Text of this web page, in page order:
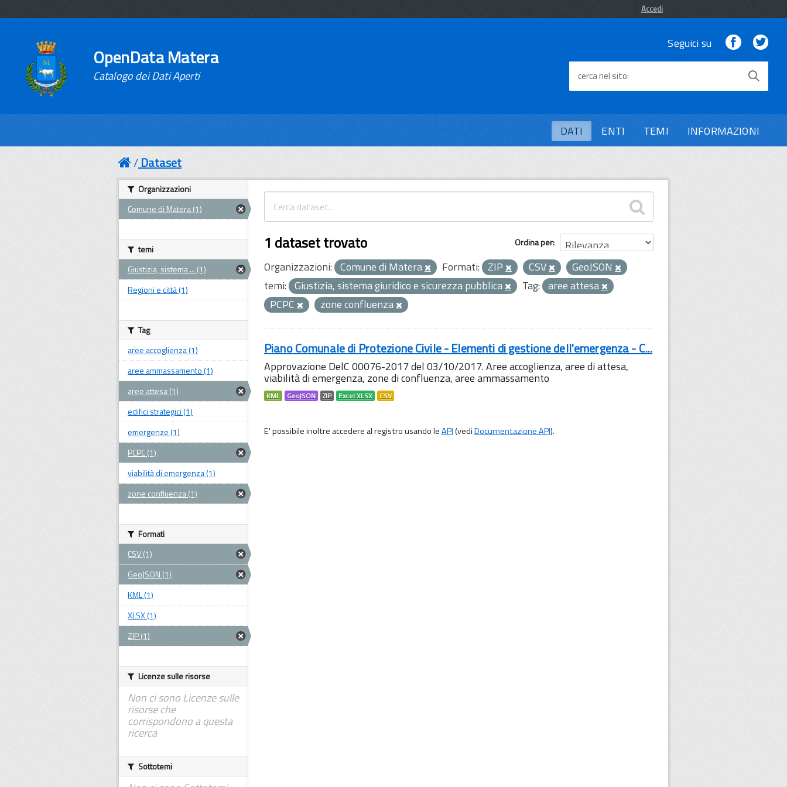
Accedi
OpenData Matera
Catalogo dei Dati Aperti
Seguici su Facebook
cerca nel sito
DATI ENTI TEMI INFORMAZIONI
Dataset
Ordina per
1 dataset trovato
Organizzazioni: Comune di Matera Formati: ZIP CSV
GeoJSON
temi: Giustizia, sistema giuridico e sicurezza pubblica Tag: aree attesa
PCPC
zone confluenza
Piano Comunale di Protezione Civile - Elementi di gestione dell'emergenza - C...
Approvazione DelC 00076-2017 del 03/10/2017. Aree accoglienza, aree di attesa,
viabilità di emergenza, zone di confluenza, aree ammassamento
KML GeoJSON ZIP Excel XLSX CSV
E' possibile inoltre accedere al registro usando leAPI(vediDocumentazione API).
Organizzazioni
Comune di Matera (1)
temi
Giustizia, sistema ... (1)
Regioni e città (1)
Tag
aree accoglienza (1)
aree ammassamento (1)
aree attesa (1)
edifici strategici (1)
emergenze (1)
PCPC (1)
viabilità di emergenza (1)
zone confluenza (1)
Formati
CSV (1)
GeoJSON (1)
KML (1)
XLSX (1)
ZIP (1)
Licenze sulle risorse
Non ci sono Licenze sulle
risorse che
corrispondono a questa
ricerca
Sottotemi